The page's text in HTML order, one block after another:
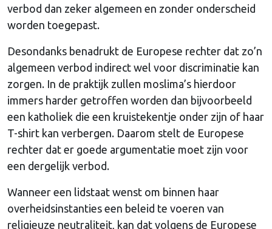
verbod dan zeker algemeen en zonder onderscheid
worden toegepast.
Desondanks benadrukt de Europese rechter dat zo’n
algemeen verbod indirect wel voor discriminatie kan
zorgen. In de praktijk zullen moslima’s hierdoor
immers harder getroffen worden dan bijvoorbeeld
een katholiek die een kruistekentje onder zijn of haar
T-shirt kan verbergen. Daarom stelt de Europese
rechter dat er goede argumentatie moet zijn voor
een dergelijk verbod.
Wanneer een lidstaat wenst om binnen haar
overheidsinstanties een beleid te voeren van
religieuze neutraliteit, kan dat volgens de Europese